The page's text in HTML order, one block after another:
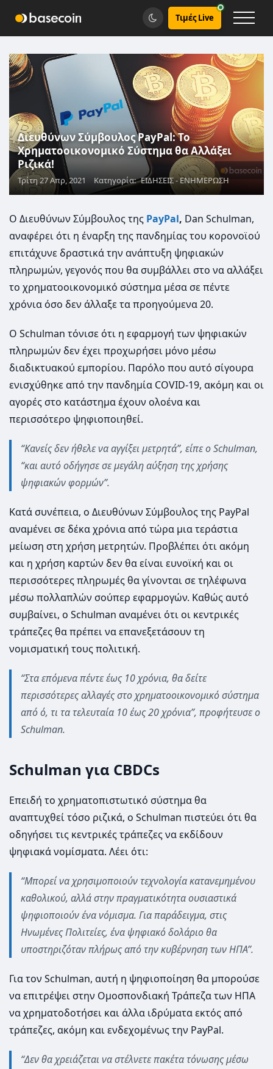
Τιμές Live
Διευθύνων Σύμβουλος PayPal: Το
Χρηματοοικονομικό Σύστημα θα Αλλάξει
Ριζικά!
Τρίτη 27 Απρ, 2021 Κατηγορία: ΕΙΔΗΣΕΙΣ - ΕΝΗΜΕΡΩΣΗ
Ο Διευθύνων Σύμβουλος της PayPal, Dan Schulman,
αναφέρει ότι η έναρξη της πανδημίας του κορονoϊού
επιτάχυνε δραστικά την ανάπτυξη ψηφιακών
πληρωμών, γεγονός που θα συμβάλλει στο να αλλάξει
το χρηματοοικονομικό σύστημα μέσα σε πέντε
χρόνια όσο δεν άλλαξε τα προηγούμενα 20.
Ο Schulman τόνισε ότι η εφαρμογή των ψηφιακών
πληρωμών δεν έχει προχωρήσει μόνο μέσω
διαδικτυακού εμπορίου. Παρόλο που αυτό σίγουρα
ενισχύθηκε από την πανδημία COVID-19, ακόμη και οι
αγορές στο κατάστημα έχουν ολοένα και
περισσότερο ψηφιοποιηθεί.
“Κανείς δεν ήθελε να αγγίξει μετρητά”, είπε ο Schulman,
“και αυτό οδήγησε σε μεγάλη αύξηση της χρήσης
ψηφιακών φορμών”.
Κατά συνέπεια, ο Διευθύνων Σύμβουλος της PayPal
αναμένει σε δέκα χρόνια από τώρα μια τεράστια
μείωση στη χρήση μετρητών. Προβλέπει ότι ακόμη
και η χρήση καρτών δεν θα είναι ευνοϊκή και οι
περισσότερες πληρωμές θα γίνονται σε τηλέφωνα
μέσω πολλαπλών σούπερ εφαρμογών. Καθώς αυτό
συμβαίνει, ο Schulman αναμένει ότι οι κεντρικές
τράπεζες θα πρέπει να επανεξετάσουν τη
νομισματική τους πολιτική.
“Στα επόμενα πέντε έως 10 χρόνια, θα δείτε
περισσότερες αλλαγές στο χρηματοοικονομικό σύστημα
από ό, τι τα τελευταία 10 έως 20 χρόνια”, προφήτευσε ο
Schulman.
Schulman για CBDCs
Επειδή το χρηματοπιστωτικό σύστημα θα
αναπτυχθεί τόσο ριζικά, ο Schulman πιστεύει ότι θα
οδηγήσει τις κεντρικές τράπεζες να εκδίδουν
ψηφιακά νομίσματα. Λέει ότι:
“Μπορεί να χρησιμοποιούν τεχνολογία κατανεμημένου
καθολικού, αλλά στην πραγματικότητα ουσιαστικά
ψηφιοποιούν ένα νόμισμα. Για παράδειγμα, στις
Ηνωμένες Πολιτείες, ένα ψηφιακό δολάριο θα
υποστηριζόταν πλήρως από την κυβέρνηση των ΗΠΑ”.
Για τον Schulman, αυτή η ψηφιοποίηση θα μπορούσε
να επιτρέψει στην Ομοσπονδιακή Τράπεζα των ΗΠΑ
να χρηματοδοτήσει και άλλα ιδρύματα εκτός από
τράπεζες, ακόμη και ενδεχομένως την PayPal.
“Δεν θα χρειάζεται να στέλνετε πακέτα τόνωσης μέσω